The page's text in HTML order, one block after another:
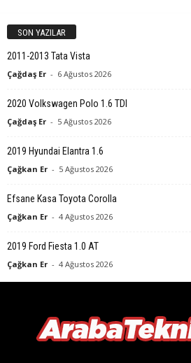
SON YAZILAR
2011-2013 Tata Vista
Çağdaş Er - 6 Ağustos 2026
2020 Volkswagen Polo 1.6 TDI
Çağdaş Er - 5 Ağustos 2026
2019 Hyundai Elantra 1.6
Çağkan Er - 5 Ağustos 2026
Efsane Kasa Toyota Corolla
Çağkan Er - 4 Ağustos 2026
2019 Ford Fiesta 1.0 AT
Çağkan Er - 4 Ağustos 2026